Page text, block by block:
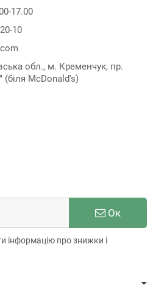
17.00
10
обл., м. Кременчук, пр.
McDonald's)
Ок
інформацію про знижки і